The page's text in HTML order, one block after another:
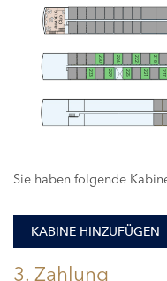
217
218
221
222
225
226
229
230
233
Sie haben folgende
KABINE HINZUFÜGEN
3. Zahlung